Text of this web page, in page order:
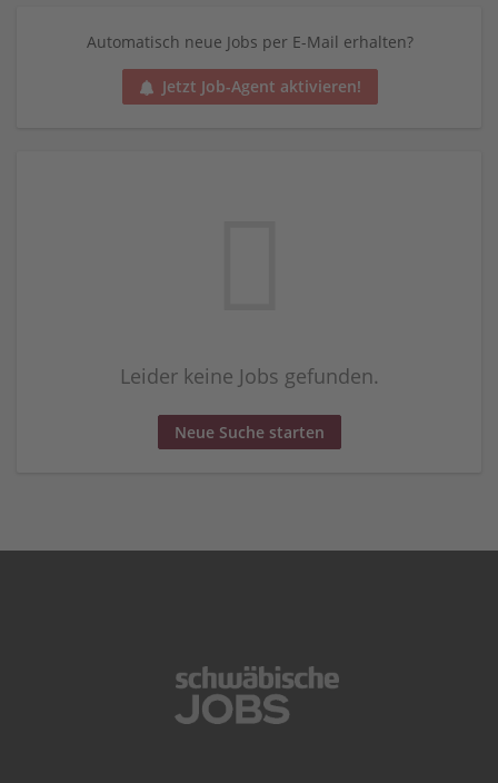
Automatisch neue Jobs per E-Mail erhalten?
Jetzt Job-Agent aktivieren!
Leider keine Jobs gefunden.
Neue Suche starten